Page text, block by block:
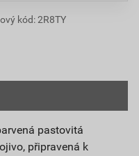
kód: 2R8TY
pastovitá
připravená k